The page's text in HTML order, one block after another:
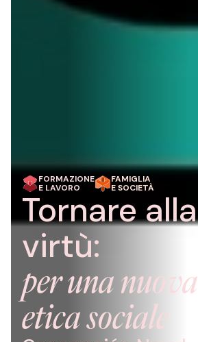
FORMAZIONE
E LAVORO
FAMIGLIA
E SOCIETÀ
Tornare alla
virtù:
per una nuova
etica sociale